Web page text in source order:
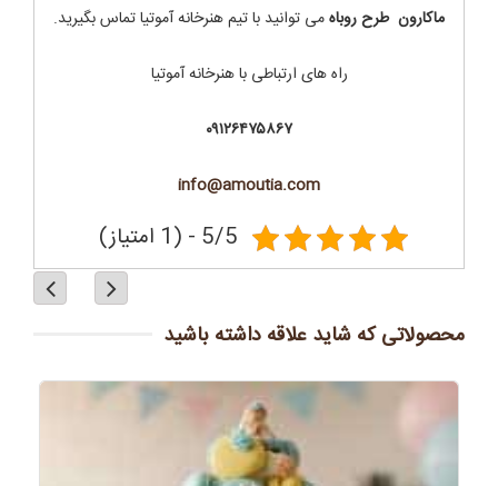
ماکارون طرح روباهمی توانید با تیم هنرخانه آموتیا تماس بگیرید.
راه های ارتباطی با هنرخانه آموتیا
۰۹۱۲۶۴۷۵۸۶۷
info@amoutia.com
5/5 - (1 امتیاز)
محصولاتی که شاید علاقه داشته باشید